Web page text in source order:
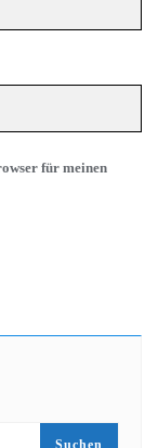
für meinen
Suchen